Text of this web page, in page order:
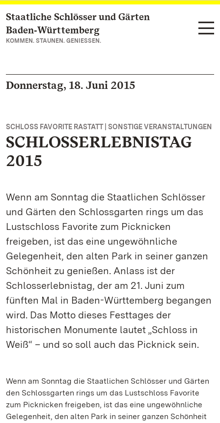
Zum Hauptinhalt springen
Staatliche Schlösser und Gärten
Baden‑Württemberg
KOMMEN. STAUNEN. GENIESSEN.
Donnerstag, 18. Juni 2015
SCHLOSS FAVORITE RASTATT | SONSTIGE VERANSTALTUNGEN
SCHLOSSERLEBNISTAG
2015
Wenn am Sonntag die Staatlichen Schlösser
und Gärten den Schlossgarten rings um das
Lustschloss Favorite zum Picknicken
freigeben, ist das eine ungewöhnliche
Gelegenheit, den alten Park in seiner ganzen
Schönheit zu genießen. Anlass ist der
Schlosserlebnistag, der am 21. Juni zum
fünften Mal in Baden-Württemberg begangen
wird. Das Motto dieses Festtages der
historischen Monumente lautet „Schloss in
Weiß“ – und so soll auch das Picknick sein.
Wenn am Sonntag die Staatlichen Schlösser und Gärten
den Schlossgarten rings um das Lustschloss Favorite
zum Picknicken freigeben, ist das eine ungewöhnliche
Gelegenheit, den alten Park in seiner ganzen Schönheit